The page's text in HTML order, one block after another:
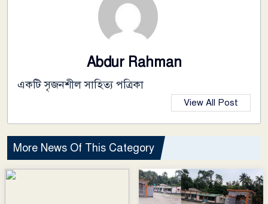
Abdur Rahman
একটি সৃজনশীল সাহিত্য পত্রিকা
View All Post
More News Of This Category